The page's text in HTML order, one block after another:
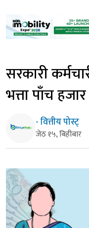
सरकारी
भत्ता पाँच हजार
- वित्तीय पोस्ट्
जेठ १५, बिहीबार